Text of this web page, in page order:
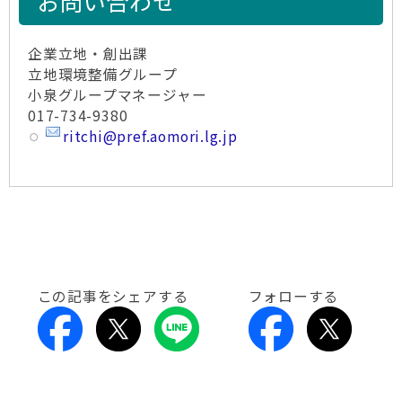
企業立地・創出課
立地環境整備グループ
小泉グループマネージャー
017-734-9380
ritchi@pref.aomori.lg.jp
この記事をシェアする フォローする